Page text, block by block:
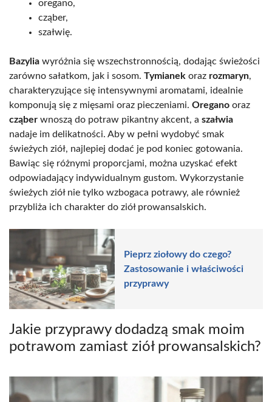
oregano,
cząber,
szałwię.
Bazylia wyróżnia się wszechstronnością, dodając świeżości
zarówno sałatkom, jak i sosom. Tymianek oraz rozmaryn,
charakteryzujące się intensywnymi aromatami, idealnie
komponują się z mięsami oraz pieczeniami. Oregano oraz
cząber wnoszą do potraw pikantny akcent, a szałwia
nadaje im delikatności. Aby w pełni wydobyć smak
świeżych ziół, najlepiej dodać je pod koniec gotowania.
Bawiąc się różnymi proporcjami, można uzyskać efekt
odpowiadający indywidualnym gustom. Wykorzystanie
świeżych ziół nie tylko wzbogaca potrawy, ale również
przybliża ich charakter do ziół prowansalskich.
Pieprz ziołowy do czego?
Zastosowanie i właściwości
przyprawy
Jakie przyprawy dodadzą smak moim
potrawom zamiast ziół prowansalskich?